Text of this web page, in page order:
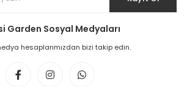
Garden Sosyal Medyaları
hesaplarımızdan bizi takip edin.